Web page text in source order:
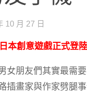
10 月 27 日
本創意遊戲正式登
女朋友們其實最需
插畫家與作家劈腿